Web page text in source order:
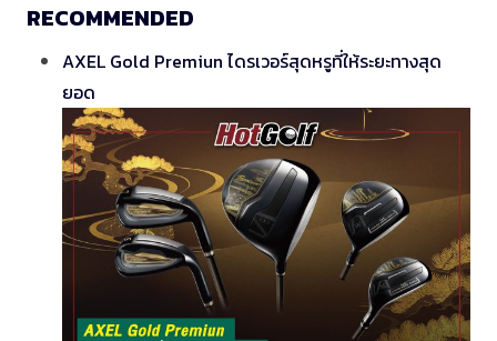
RECOMMENDED
AXEL Gold Premiun ไดรเวอร์สุดหรูที่ให้ระยะทางสุด
ยอด